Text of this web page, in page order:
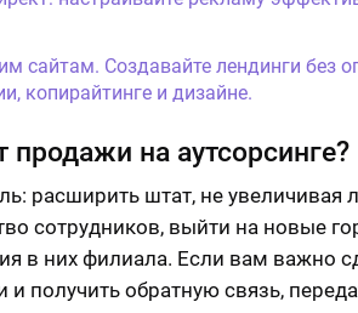
сайтам. Создавайте лендинги без
копирайтинге и дизайне.
продажи на аутсорсинге?
расширить штат, не увеличивая
сотрудников, выйти на новые
в них филиала. Если вам важно
и получить обратную связь,